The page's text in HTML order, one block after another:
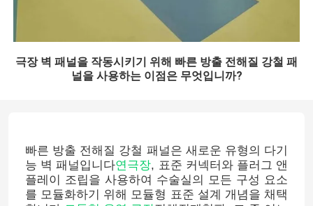
극장 벽 패널을 작동시키기 위해 빠른 방출 전해질 강철 패
널을 사용하는 이점은 무엇입니까?
빠른 방출 전해질 강철 패널은 새로운 유형의 다기
능 벽 패널입니다연극장, 표준 커넥터와 플러그 앤
플레이 조립을 사용하여 수술실의 모든 구성 요소
를 모듈화하기 위해 모듈형 표준 설계 개념을 채택